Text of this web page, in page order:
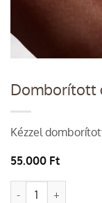
Domborított
Kézzel
55.000 Ft
Domborított gyűrű